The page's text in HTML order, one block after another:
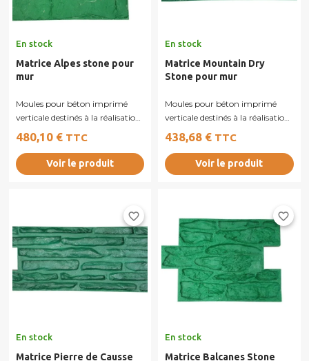
En stock
Matrice Alpes stone pour
mur
Moules pour béton imprimé
verticale destinés à la réalisation
de murs, murets ou façades en...
480,10 € TTC
Voir le produit
En stock
Matrice Mountain Dry
Stone pour mur
Moules pour béton imprimé
verticale destinés à la réalisation
de murs, murets ou façades en...
438,68 € TTC
Voir le produit
favorite_border
En stock
Matrice Pierre de Causse
favorite_border
En stock
Matrice Balcanes Stone